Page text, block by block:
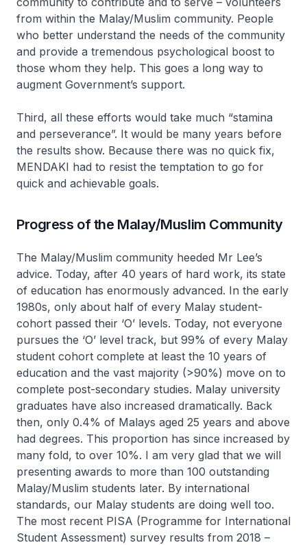
from within the Malay/Muslim community. People
who better understand the needs of the community
and provide a tremendous psychological boost to
those whom they help. This goes a long way to
augment Government’s support.
Third, all these efforts would take much “stamina
and perseverance”. It would be many years before
the results show. Because there was no quick fix,
MENDAKI had to resist the temptation to go for
quick and achievable goals.
Progress of the Malay/Muslim Community
The Malay/Muslim community heeded Mr Lee’s
advice. Today, after 40 years of hard work, its state
of education has enormously advanced. In the early
1980s, only about half of every Malay student-
cohort passed their ‘O’ levels. Today, not everyone
pursues the ‘O’ level track, but 99% of every Malay
student cohort complete at least the 10 years of
education and the vast majority (>90%) move on to
complete post-secondary studies. Malay university
graduates have also increased dramatically. Back
then, only 0.4% of Malays aged 25 years and above
had degrees. This proportion has since increased by
many fold, to over 10%. I am very glad that we will
presenting awards to more than 100 outstanding
Malay/Muslim students later. By international
standards, our Malay students are doing well too.
The most recent PISA (Programme for International
Student Assessment) survey results from 2018 –